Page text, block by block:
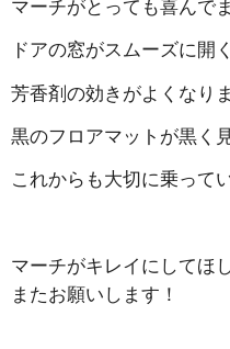
マーチがとっても喜んで
ドアの窓がスムーズに開
芳香剤の効きがよくなり
黒のフロアマットが黒く
これからも大切に乗って
マーチがキレイにしてほ
またお願いします！